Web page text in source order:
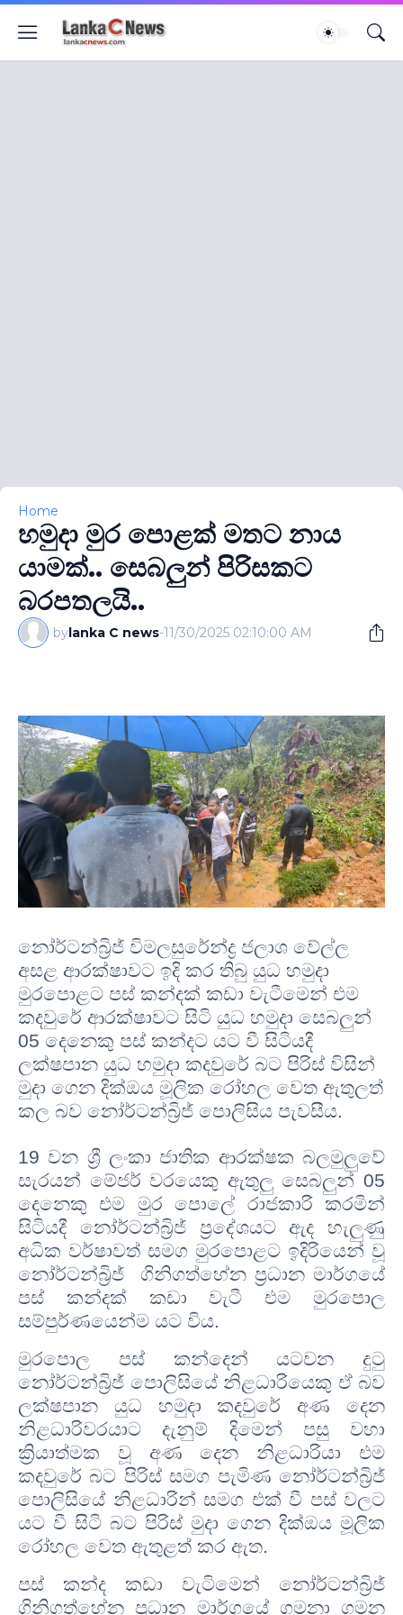
Home
හමුදා මුර පොළක් මතට නාය
යාමක්.. සෙබලුන් පිරිසකට
බරපතලයි..
bylanka C news-11/30/2025 02:10:00 AM
නෝර්ටන්බ්‍රිජ් විමලසුරේන්ද්‍ර ජලාශ වේල්ල
අසළ ආරක්ෂාවට ඉදි කර තිබු යුධ හමුදා
මුරපොළට පස් කන්දක් කඩා වැටීමෙන් එම
කදවුරේ ආරක්ෂාවට සිටි යුධ හමුදා සෙබලුන්
05 දෙනෙකු පස් කන්දට යට වී සිටියදී
ලක්ෂපාන යුධ හමුදා කදවුරේ බට පිරිස් විසින්
මුදා ගෙන දික්ඔය මූලික රෝහල වෙත ඇතුලත්
කල බව නෝර්ටන්බ්‍රිජ් පොලිසිය පැවසීය.
19 වන ශ්‍රී ලංකා ජාතික ආරක්ෂක බලමුලුවේ
සැරයන් මේජර් වරයෙකු ඇතුලු සෙබලුන් 05
දෙනෙකු එම මුර පොලේ රාජකාරි කරමින්
සිටියදී නෝර්ටන්බ්‍රිජ් ප්‍රදේශයට ඇද හැලුණු
අධික වර්ෂාවත් සමග මුරපොළට ඉදිරියෙන් වූ
නෝර්ටන්බ්‍රිජ් ගිනිගත්හේන ප්‍රධාන මාර්ගයේ
පස් කන්දක් කඩා වැටී එම මුරපොල
සම්පුර්ණයෙන්ම යට විය.
මුරපොල පස් කන්දෙන් යටවන දුටු
නෝර්ටන්බ්‍රිජ් පොලිසියේ නිළධාරියෙකු ඒ බව
ලක්ෂපාන යුධ හමුදා කදවුරේ අණ දෙන
නිළධාරිවරයාට දැනුම් දිමෙන් පසු වහා
ක්‍රියාත්මක වූ අණ දෙන නිළධාරියා එම
කදවුරේ බට පිරිස් සමග පැමිණ නෝර්ටන්බ්‍රිජ්
පොලිසියේ නිළධාරින් සමග එක් වී පස් වලට
යට වී සිටි බට පිරිස් මුදා ගෙන දික්ඔය මූලික
රෝහල වෙත ඇතුළත් කර ඇත.
පස් කන්ද කඩා වැටිමෙන් නෝර්ටන්බ්‍රිජ්
ගිනිගත්හේන ප්‍රධාන මාර්ගයේ ගමනා ගමන